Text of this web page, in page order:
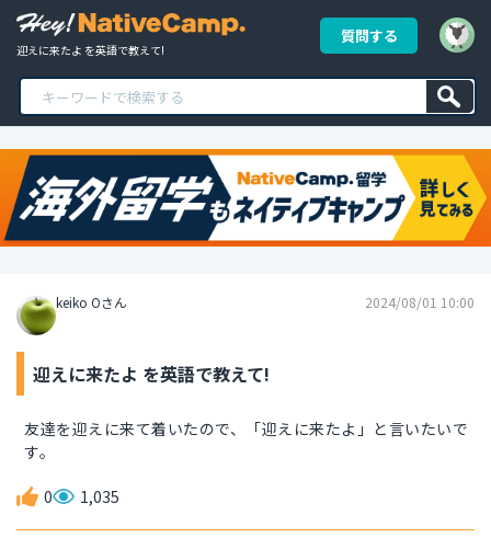
迎えに来たよ を英語で教えて!
質問する
keiko Oさん 2024/08/01 10:00
迎えに来たよ を英語で教えて!
友達を迎えに来て着いたので、「迎えに来たよ」と言いたいで
す。
0 1,035